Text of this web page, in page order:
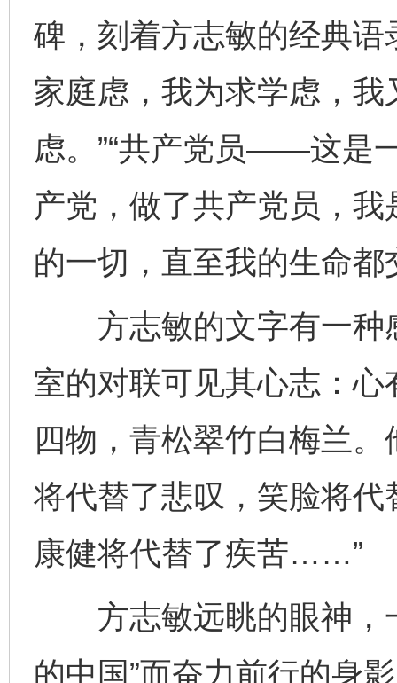
碑，刻着方志敏的经典语
家庭虑，我为求学虑，
虑。”“共产党员——这是
产党，做了共产党员，
的一切，直至我的生命都
方志敏的文字有一种
室的对联可见其心志：
四物，青松翠竹白梅兰
将代替了悲叹，笑脸将
康健将代替了疾苦……”
方志敏远眺的眼神，
的中国”而奋力前行的身